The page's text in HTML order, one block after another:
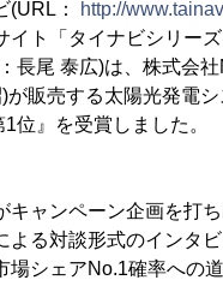
(URL： http://
ト「タイナビシリー
長尾 泰広)は、株式会
販売する太陽光発電
位』を受賞しました。
ャンペーン企画を打ち
る対談形式のインタビ
シェアNo.1確率への